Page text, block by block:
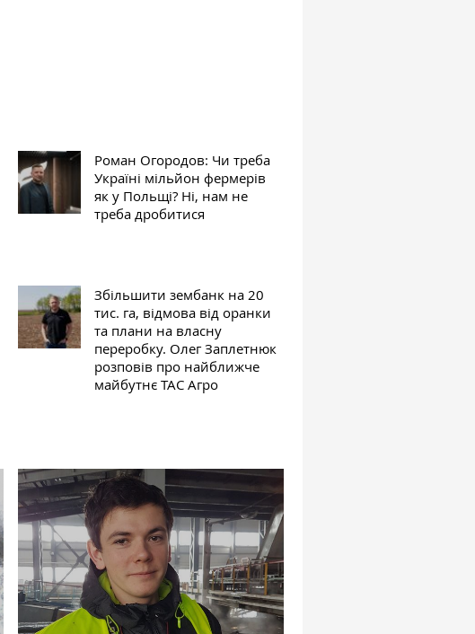
Роман Огородов: Чи треба
Україні мільйон фермерів
як у Польщі? Ні, нам не
треба дробитися
Збільшити зембанк на 20
тис. га, відмова від оранки
та плани на власну
переробку. Олег Заплетнюк
розповів про найближче
майбутнє ТАС Агро